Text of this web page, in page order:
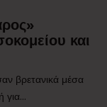
και
βρετανικά μέσα